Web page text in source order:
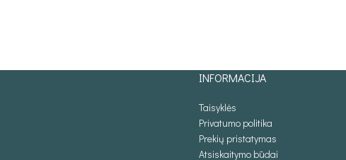
INFORMACIJA
Taisyklės
Privatumo politika
Prekių pristatymas
Atsiskaitymo būdai